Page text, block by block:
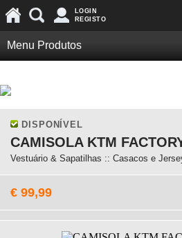
LOGIN
REGISTO
Menu Produtos
DISPONÍVEL
CAMISOLA KTM
Vestuário & Sapatilhas :: Casacos e
€ 99,99